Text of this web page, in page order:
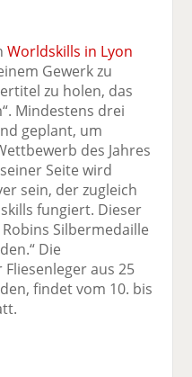
Worldskills in Lyon
Gewerk zu
zu holen, das
Mindestens drei
geplant, um
des Jahres
Seite wird
sein, der zugleich
fungiert. Dieser
Silbermedaille
Die
aus 25
findet vom 10. bis